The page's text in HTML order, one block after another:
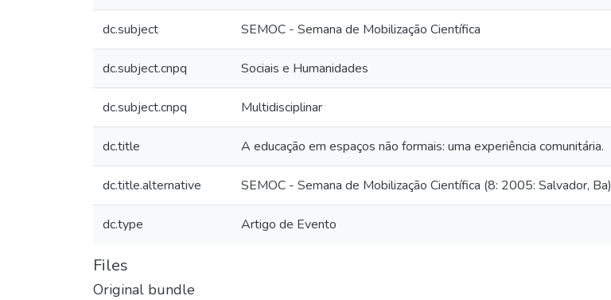
dc.subject SEMOC - Semana de Mobilização Científica
dc.subject.cnpq Sociais e Humanidades
dc.subject.cnpq Multidisciplinar
dc.title A educação em espaços não formais: uma experiência comunitária.
dc.title.alternative SEMOC - Semana de Mobilização Científica (8: 2005: Salvador, Ba)
dc.type Artigo de Evento
Files
Original bundle